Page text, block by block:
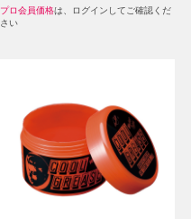
プロ会員価格は、ログインしてご確認くだ
さい